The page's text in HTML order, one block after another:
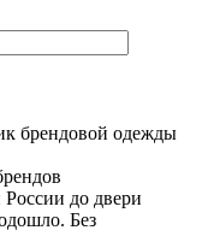
брендовой одежды
России до двери
Без